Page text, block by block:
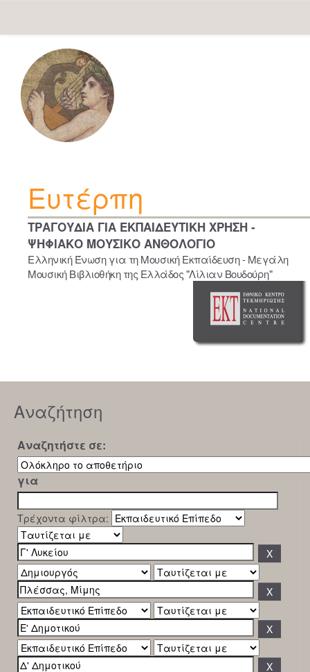
navigation
Ευτέρπη
ΤΡΑΓΟΥΔΙΑ ΓΙΑ ΕΚΠΑΙΔΕΥΤΙΚΗ ΧΡΗΣΗ -
ΨΗΦΙΑΚΟ ΜΟΥΣΙΚΟ ΑΝΘΟΛΟΓΙΟ
Ελληνική Ένωση για τη Μουσική Εκπαίδευση - Μεγάλη
Μουσική Βιβλιοθήκη της Ελλάδος "Λίλιαν Βουδούρη"
Αναζήτηση
Αναζητήστε σε:
για
Τρέχοντα φίλτρα: